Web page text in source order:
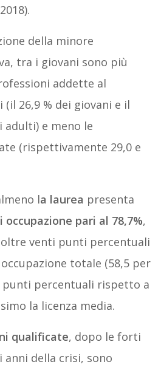
della minore
tra i giovani sono più
addette al
26,9 % dei giovani e il
adulti) e meno le
(rispettivamente 29,0 e
la laurea presenta
occupazione pari al 78,7%,
venti punti percentuali
totale (58,5 per
punti percentuali rispetto a
la licenza media.
qualificate, dopo le forti
della crisi, sono